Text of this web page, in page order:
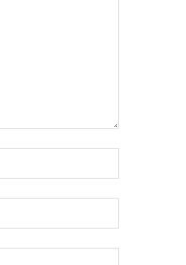
почта:*